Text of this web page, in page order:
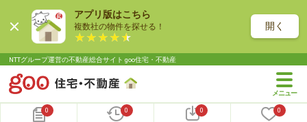
アプリ版はこちら
複数社の物件を探せる！ 開く
NTTグループ運営の不動産総合サイト goo住宅・不動産
0 0 0 0